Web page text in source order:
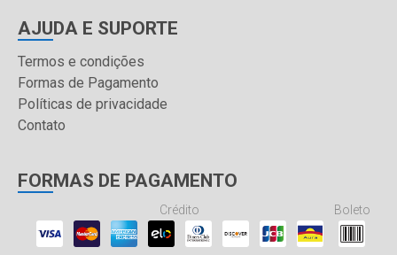
AJUDA E SUPORTE
Termos e condições
Formas de Pagamento
Políticas de privacidade
Contato
FORMAS DE PAGAMENTO
Crédito Boleto